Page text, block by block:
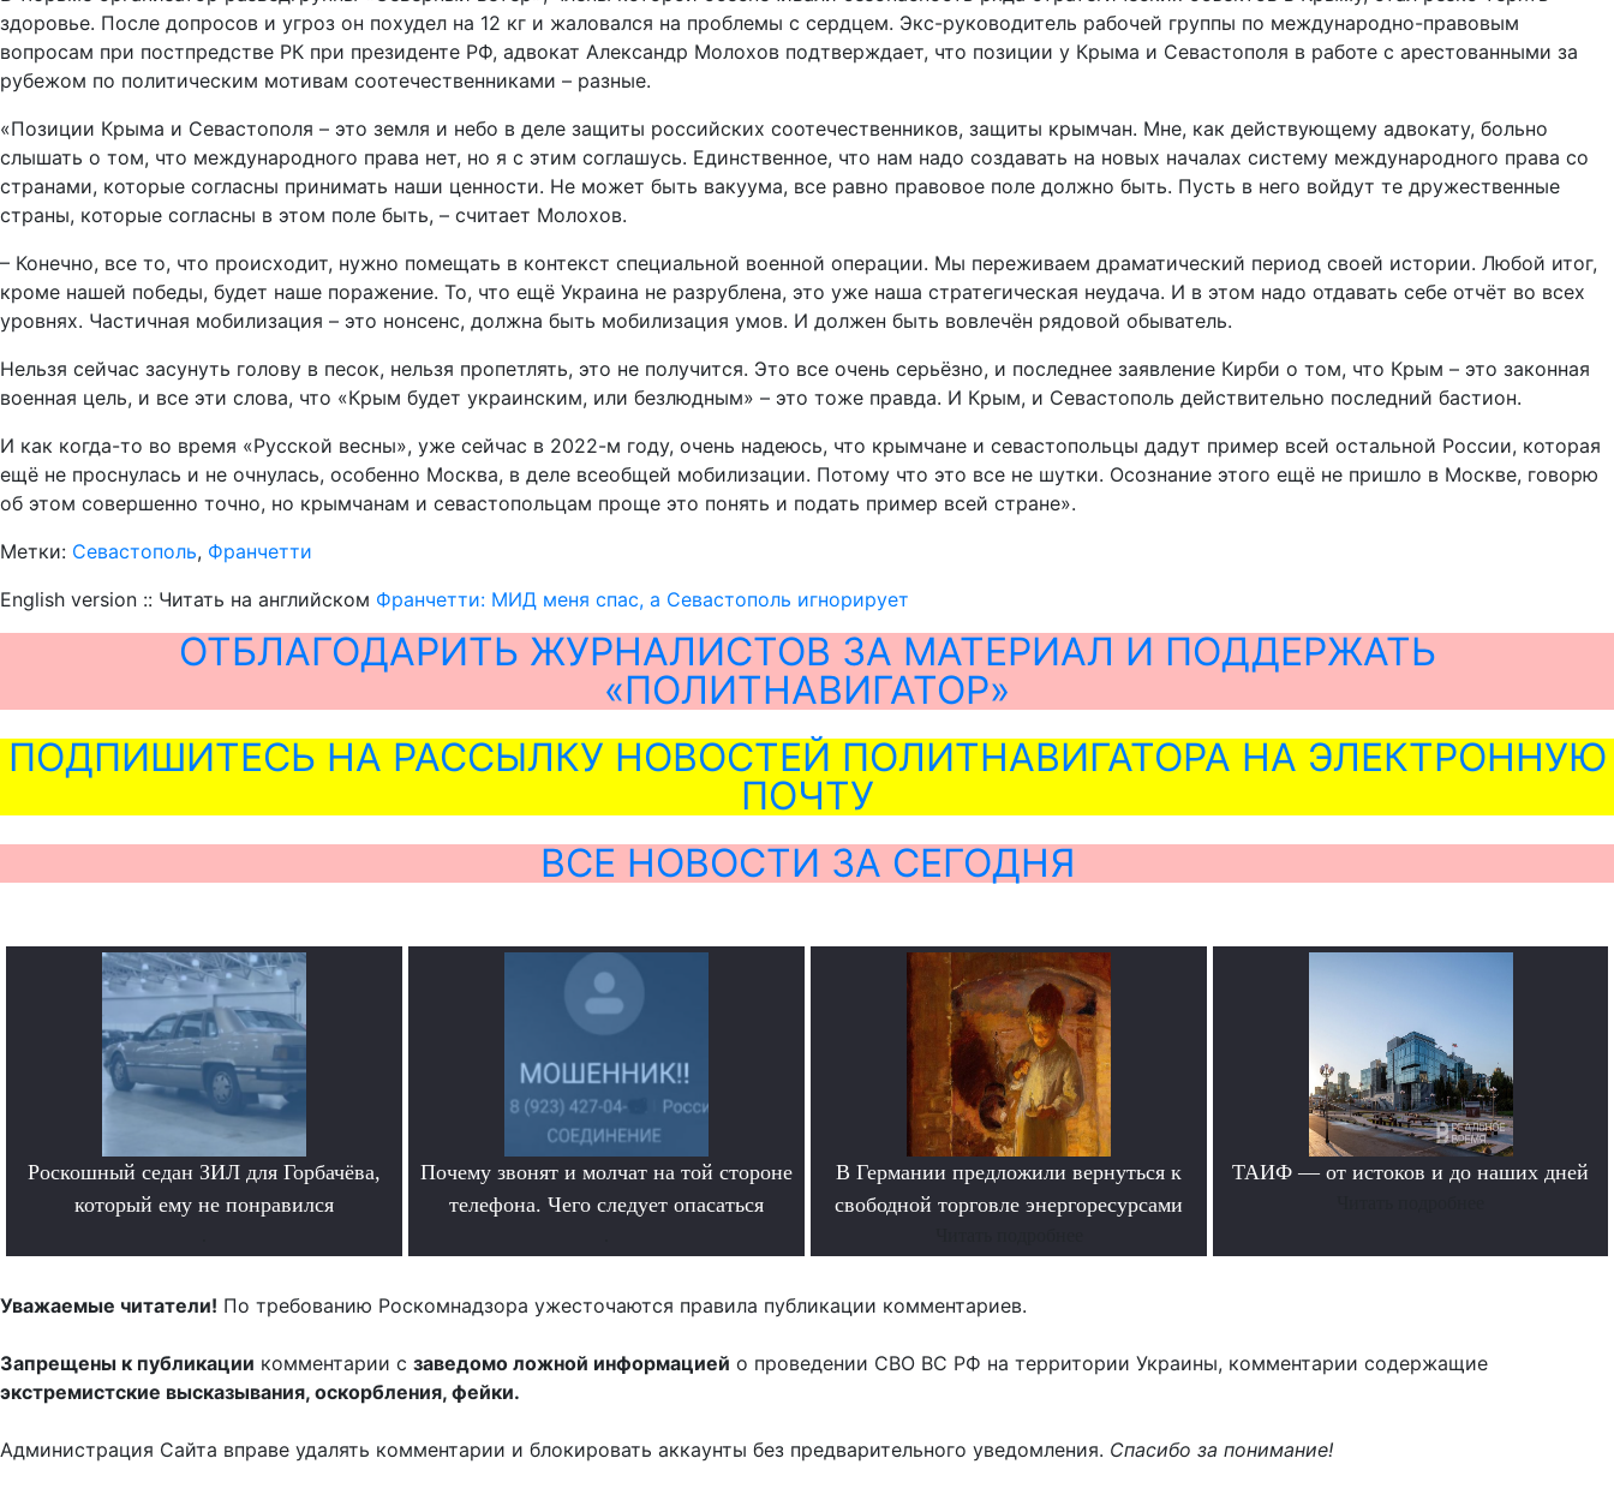
здоровье. После допросов и угроз он похудел на 12 кг и жаловался на проблемы с сердцем. Экс-руководитель рабочей группы по международно-правовым
вопросам при постпредстве РК при президенте РФ, адвокат Александр Молохов подтверждает, что позиции у Крыма и Севастополя в работе с арестованными за
рубежом по политическим мотивам соотечественниками – разные.
«Позиции Крыма и Севастополя – это земля и небо в деле защиты российских соотечественников, защиты крымчан. Мне, как действующему адвокату, больно
слышать о том, что международного права нет, но я с этим соглашусь. Единственное, что нам надо создавать на новых началах систему международного права со
странами, которые согласны принимать наши ценности. Не может быть вакуума, все равно правовое поле должно быть. Пусть в него войдут те дружественные
страны, которые согласны в этом поле быть, – считает Молохов.
– Конечно, все то, что происходит, нужно помещать в контекст специальной военной операции. Мы переживаем драматический период своей истории. Любой итог,
кроме нашей победы, будет наше поражение. То, что ещё Украина не разрублена, это уже наша стратегическая неудача. И в этом надо отдавать себе отчёт во всех
уровнях. Частичная мобилизация – это нонсенс, должна быть мобилизация умов. И должен быть вовлечён рядовой обыватель.
Нельзя сейчас засунуть голову в песок, нельзя пропетлять, это не получится. Это все очень серьёзно, и последнее заявление Кирби о том, что Крым – это законная
военная цель, и все эти слова, что «Крым будет украинским, или безлюдным» – это тоже правда. И Крым, и Севастополь действительно последний бастион.
И как когда-то во время «Русской весны», уже сейчас в 2022-м году, очень надеюсь, что крымчане и севастопольцы дадут пример всей остальной России, которая
ещё не проснулась и не очнулась, особенно Москва, в деле всеобщей мобилизации. Потому что это все не шутки. Осознание этого ещё не пришло в Москве, говорю
об этом совершенно точно, но крымчанам и севастопольцам проще это понять и подать пример всей стране».
Метки: Севастополь, Франчетти
English version :: Читать на английском Франчетти: МИД меня спас, а Севастополь игнорирует
ОТБЛАГОДАРИТЬ ЖУРНАЛИСТОВ ЗА МАТЕРИАЛ И ПОДДЕРЖАТЬ
«ПОЛИТНАВИГАТОР»
ПОДПИШИТЕСЬ НА РАССЫЛКУ НОВОСТЕЙ ПОЛИТНАВИГАТОРА НА ЭЛЕКТРОННУЮ
ПОЧТУ
ВСЕ НОВОСТИ ЗА СЕГОДНЯ
Роскошный седан ЗИЛ для Горбачёва,
который ему не понравился
Почему звонят и молчат на той стороне
телефона. Чего следует опасаться
В Германии предложили вернуться к
свободной торговле энергоресурсами
ТАИФ — от истоков и до наших дней
Уважаемые читатели! По требованию Роскомнадзора ужесточаются правила публикации комментариев.
Запрещены к публикации комментарии с заведомо ложной информацией о проведении СВО ВС РФ на территории Украины, комментарии содержащие
экстремистские высказывания, оскорбления, фейки.
Администрация Сайта вправе удалять комментарии и блокировать аккаунты без предварительного уведомления. Спасибо за понимание!